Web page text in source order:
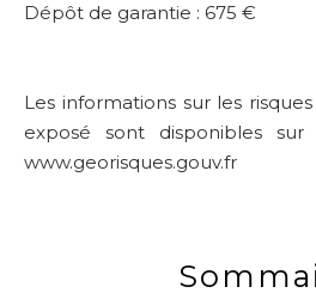
Dépôt de garantie : 675 €
Les informations sur les
exposé sont disponibles
www.georisques.gouv.fr